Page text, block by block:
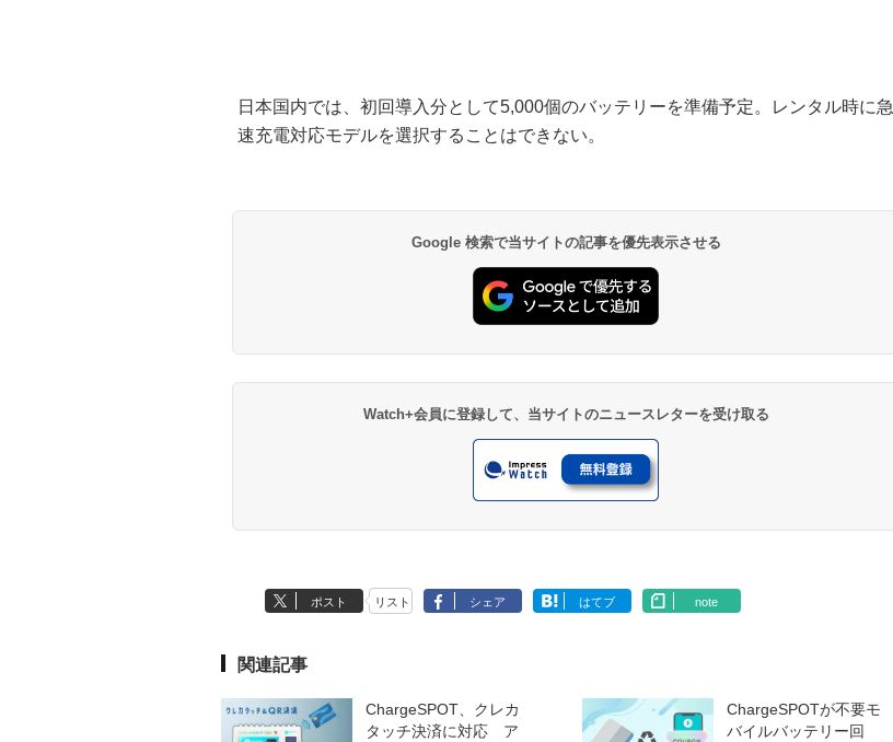
日本国内では、初回導入分として5,000個のバッテリーを準備予定。レンタル時に急
速充電対応モデルを選択することはできない。
Google 検索で当サイトの記事を優先表示させる
Watch+会員に登録して、当サイトのニュースレターを受け取る
ポスト リスト シェア はてブ note
関連記事
ChargeSPOT、クレカ
タッチ決済に対応 ア
ChargeSPOTが不要モ
バイルバッテリー回